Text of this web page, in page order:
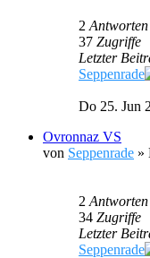
2 Antworten
37 Zugriffe
Letzter
Seppenrade
Do 25. Jun
Ovronnaz VS
von Seppenrade »
2 Antworten
34 Zugriffe
Letzter
Seppenrade